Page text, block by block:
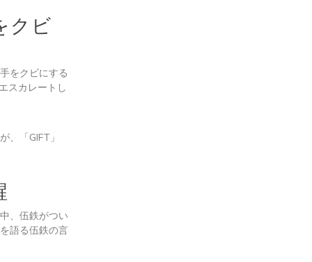
クビ
をクビにする
スカレートし
、「GIFT」
、伍鉄がつい
語る伍鉄の言